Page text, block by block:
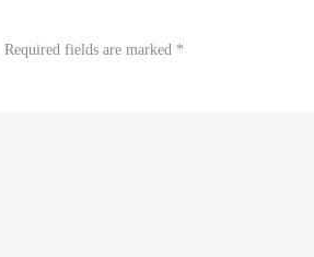
Required fields are marked *